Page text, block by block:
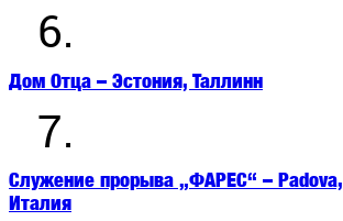
6.
Дом Отца – Эстония, Таллинн
7.
Служение прорыва „ФАРЕС“ – Padova,
Италия